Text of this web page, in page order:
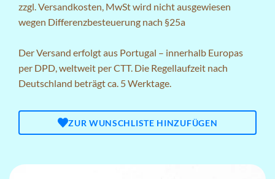
zzgl.Versandkosten, MwSt wird nicht ausgewiesen
wegen Differenzbesteuerung nach §25a
Der Versand erfolgt aus Portugal – innerhalb Europas
per DPD, weltweit per CTT. Die Regellaufzeit nach
Deutschland beträgt ca. 5 Werktage.
ZUR WUNSCHLISTE HINZUFÜGEN